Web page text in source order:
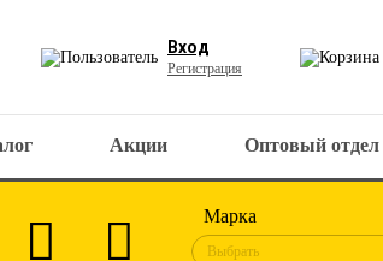
Вход
Регистрация
Акции Оптовый отдел
Марка
Выбрать